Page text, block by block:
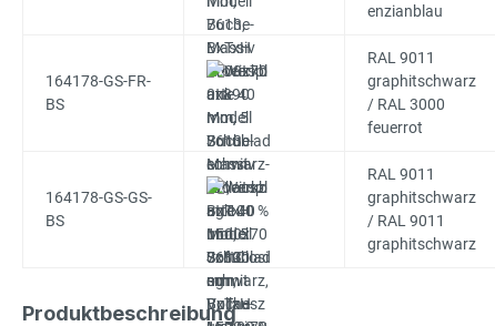
enzianblau
164178-GS-FR-
BS
RAL 9011
graphitschwarz
/ RAL 3000
feuerrot
164178-GS-GS-
BS
RAL 9011
graphitschwarz
/ RAL 9011
graphitschwarz
Produktbeschreibung